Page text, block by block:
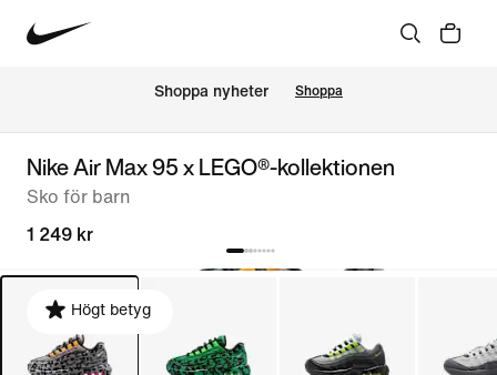
Shoppa nyheter Shoppa
Nike Air Max 95 x LEGO®-kollektionen
Sko för barn
1 249 kr
Högt betyg